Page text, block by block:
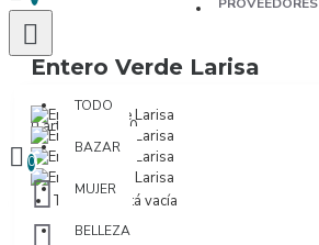
TODO
TODO
BAZAR
MUJER
BELLEZA
0 artículo(s) - $0
0
Tu bolsa está vacía
Entero Verde Larisa